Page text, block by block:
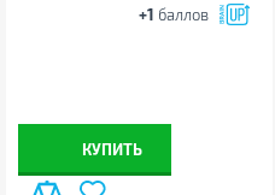
+1 баллов
КУПИТЬ